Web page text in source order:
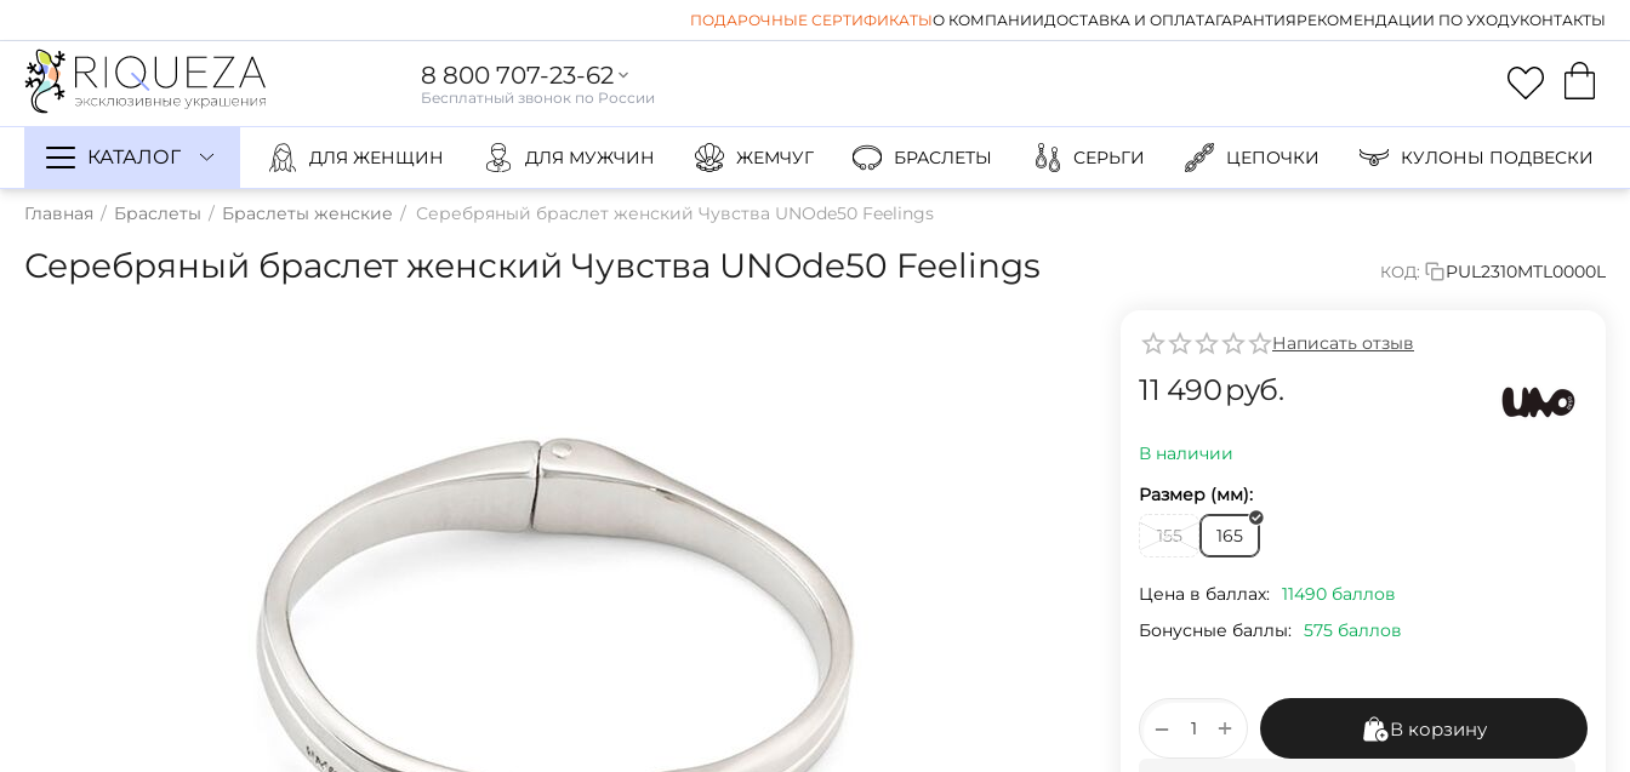
ПОДАРОЧНЫЕ СЕРТИФИКАТЫО КОМПАНИИДОСТАВКА И ОПЛАТАГАРАНТИЯРЕКОМЕНДАЦИИ ПО УХОДУКОНТАКТЫ
8 800 707-23-62
КАТАЛОГ ДЛЯ ЖЕНЩИН ДЛЯ МУЖЧИН ЖЕМЧУГ БРАСЛЕТЫ СЕРЬГИ ЦЕПОЧКИ КУЛОНЫ ПОДВЕСКИ
Главная / Браслеты / Браслеты женские / Серебряный браслет женский Чувства UNOde50 Feelings
Серебряный браслет женский Чувства UNOde50 Feelings КОД: PUL2310MTL0000L
Написать отзыв
11 490руб.
В наличии
Размер (мм):
155
165
Цена в баллах: 11490 баллов
Бонусные баллы: 575 баллов
+
− В корзину